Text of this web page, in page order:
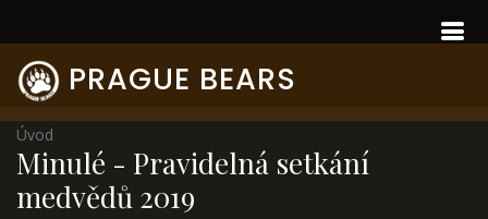
PRAGUE BEARS
Úvod
Minulé - Pravidelná setkání
medvědů 2019